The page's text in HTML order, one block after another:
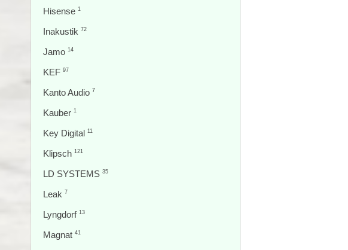
Hisense 1
Inakustik 72
Jamo 14
KEF 97
Kanto Audio 7
Kauber 1
Key Digital 11
Klipsch 121
LD SYSTEMS 35
Leak 7
Lyngdorf 13
Magnat 41